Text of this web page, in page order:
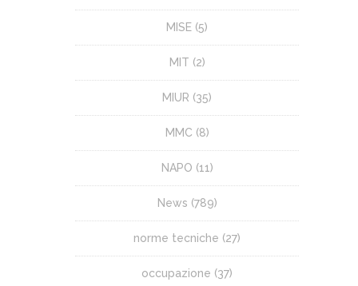
MISE (5)
MIT (2)
MIUR (35)
MMC (8)
NAPO (11)
News (789)
norme tecniche (27)
occupazione (37)